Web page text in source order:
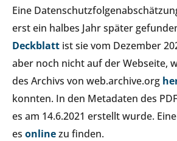
Eine
erst ein halbes Jahr später
Deckblatt ist sie vom Dezember
aber noch nicht auf der Webseite,
des Archivs von web.archive.org
konnten. In den Metadaten des
es am 14.6.2021 erstellt wurde.
es onlinezu finden.